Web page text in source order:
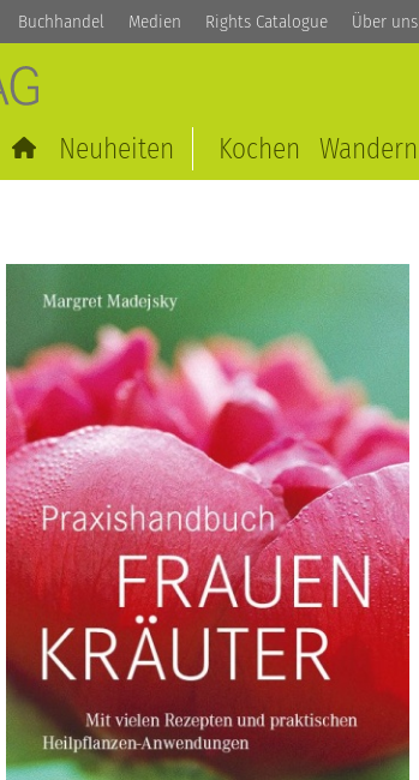
Buchhandel Medien Rights Catalogue Über uns
Neuheiten Kochen Wandern